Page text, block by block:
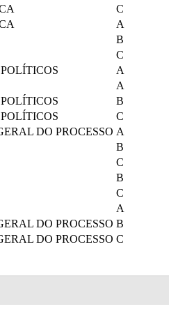
C
A
B
C
A
A
B
C
DO PROCESSO A
B
C
B
C
A
DO PROCESSO B
DO PROCESSO C